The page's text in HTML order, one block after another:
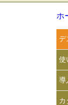
ホ
デ
使
導
カ